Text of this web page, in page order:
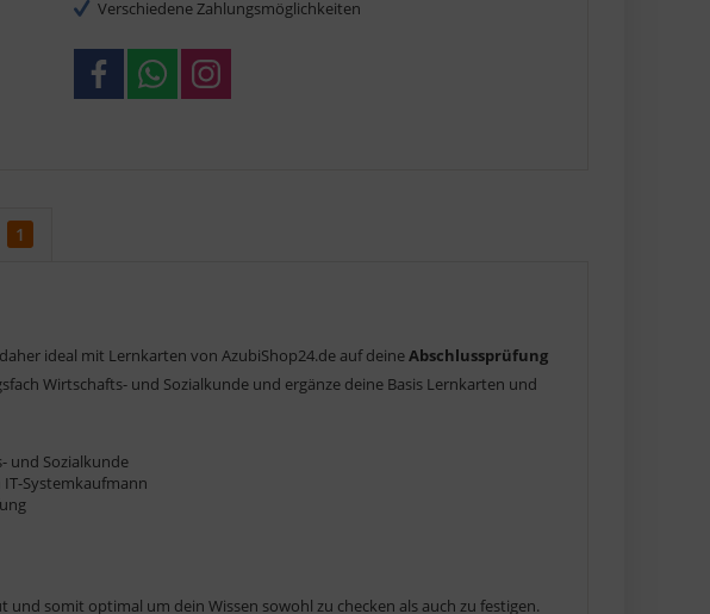
Verschiedene Zahlungsmöglichkeiten
1
ideal mit Lernkarten von AzubiShop24.de auf deineAbschlussprüfung
Wirtschafts- und Sozialkunde und ergänze deine Basis Lernkarten und
und Sozialkunde
Systemkaufmann
somit optimal um dein Wissen sowohl zu checken als auch zu festigen.